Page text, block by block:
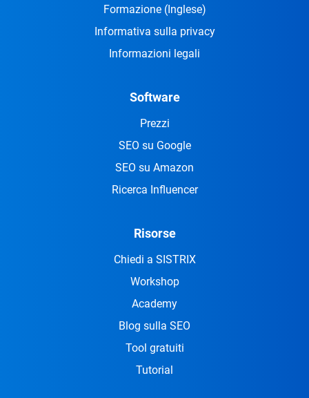
Formazione (Inglese)
Informativa sulla privacy
Informazioni legali
Software
Prezzi
SEO su Google
SEO su Amazon
Ricerca Influencer
Risorse
Chiedi a SISTRIX
Workshop
Academy
Blog sulla SEO
Tool gratuiti
Tutorial